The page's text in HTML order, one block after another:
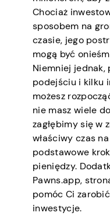
Chociaż
sposobem na
czasie, jego
mogą być
Niemniej
podejściu i kilku
możesz
nie masz wiele
zagłębimy się w
właściwy czas
podstawowe
pieniędzy.
Pawns.app,
pomóc Ci
inwestycje.